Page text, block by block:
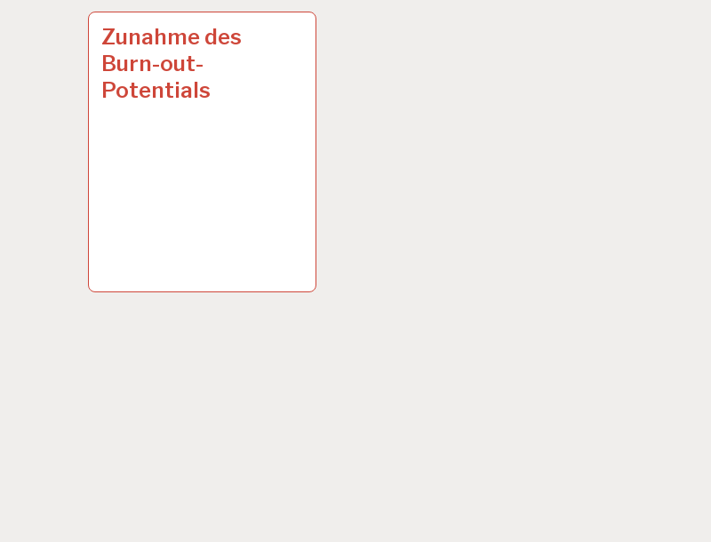
ARBEITERKAMMER…
Zunahme des
Burn-out-
Potentials
28 JUNI 2016